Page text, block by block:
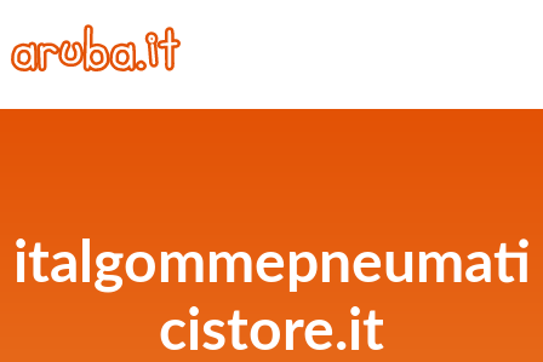
italgommepneumati
cistore.it